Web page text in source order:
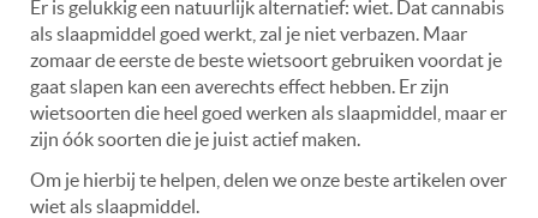
Er is gelukkig een natuurlijk alternatief: wiet. Dat cannabis
als slaapmiddel goed werkt, zal je niet verbazen. Maar
zomaar de eerste de beste wietsoort gebruiken voordat je
gaat slapen kan een averechts effect hebben. Er zijn
wietsoorten die heel goed werken als slaapmiddel, maar er
zijn óók soorten die je juist actief maken.
Om je hierbij te helpen, delen we onze beste artikelen over
wiet als slaapmiddel.